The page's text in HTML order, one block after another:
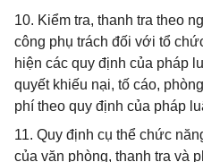
10. Kiểm tra, thanh tra theo
công phụ trách đối với tổ
hiện các quy định của pháp
quyết khiếu nại, tố cáo,
phí theo quy định của pháp
11. Quy định cụ thể chức
của văn phòng, thanh tra và